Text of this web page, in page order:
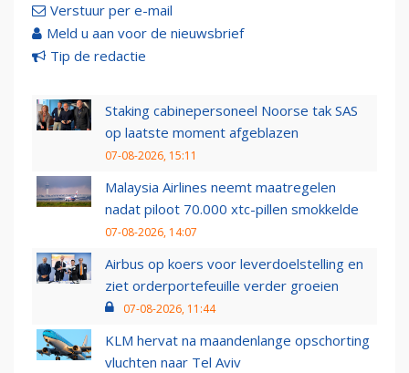
Verstuur per e-mail
Meld u aan voor de nieuwsbrief
Tip de redactie
Staking cabinepersoneel Noorse tak SAS
op laatste moment afgeblazen
07-08-2026, 15:11
Malaysia Airlines neemt maatregelen
nadat piloot 70.000 xtc-pillen smokkelde
07-08-2026, 14:07
Airbus op koers voor leverdoelstelling en
ziet orderportefeuille verder groeien
07-08-2026, 11:44
KLM hervat na maandenlange opschorting
vluchten naar Tel Aviv